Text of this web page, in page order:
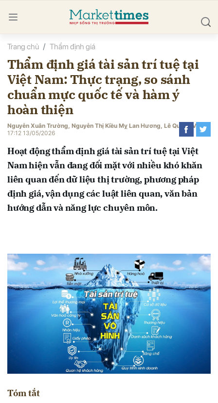
Trang chủ Thẩm định giá
Thẩm định giá tài sản trí tuệ tại
Việt Nam: Thực trạng, so sánh
chuẩn mực quốc tế và hàm ý
hoàn thiện
Nguyễn Xuân Trường, Nguyễn Thị Kiều Mỵ Lan Hương, Lê Quang Vinh
17:12 13/05/2026
Hoạt động thẩm định giá tài sản trí tuệ tại Việt
Nam hiện vẫn đang đối mặt với nhiều khó khăn
liên quan đến dữ liệu thị trường, phương pháp
định giá, vận dụng các luật liên quan, văn bản
hướng dẫn và năng lực chuyên môn.
Tóm tắt
luận